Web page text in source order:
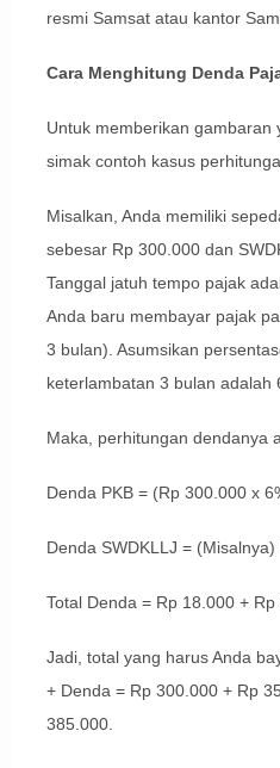
resmi Samsat atau kantor
Cara Menghitung Denda
Untuk memberikan gambaran
simak contoh kasus
Misalkan, Anda memiliki
sebesar Rp 300.000 dan
Tanggal jatuh tempo pajak
Anda baru membayar pajak
3 bulan). Asumsikan
keterlambatan 3 bulan adalah
Maka, perhitungan dendanya
Denda PKB = (Rp 300.000 x
Denda SWDKLLJ =
Total Denda = Rp 18.000 +
Jadi, total yang harus Anda
+ Denda = Rp 300.000 + Rp
385.000.